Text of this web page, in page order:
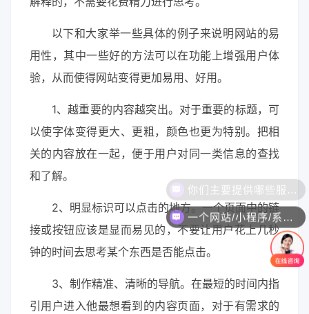
以下和大家举一些具体的例子来说明网站的易
用性，其中一些好的方法可以在功能上增强用户体
验，从而使得网站变得更加易用、好用。
1、越重要的内容越突出。对于重要的标题，可
以使字体变得更大、更粗，颜色也更为特别。把相
关的内容放在一起，便于用户对同一类信息的查找
和了解。
2、明显标识可以点击的地方。一个页面中的链
接或按钮应该是显而易见的，不要让用户花上几秒
钟的时间去思考某个东西是否能点击。
3、制作精准、清晰的导航。在最短的时间内指
引用户进入他最想看到的内容页面，对于有需求的